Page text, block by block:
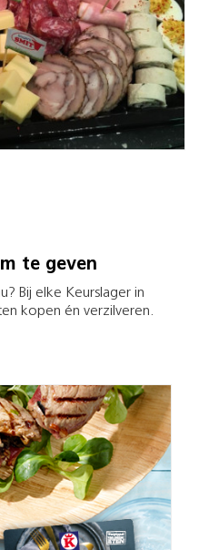
te geven
Bij elke Keurslager in
kopen én verzilveren.